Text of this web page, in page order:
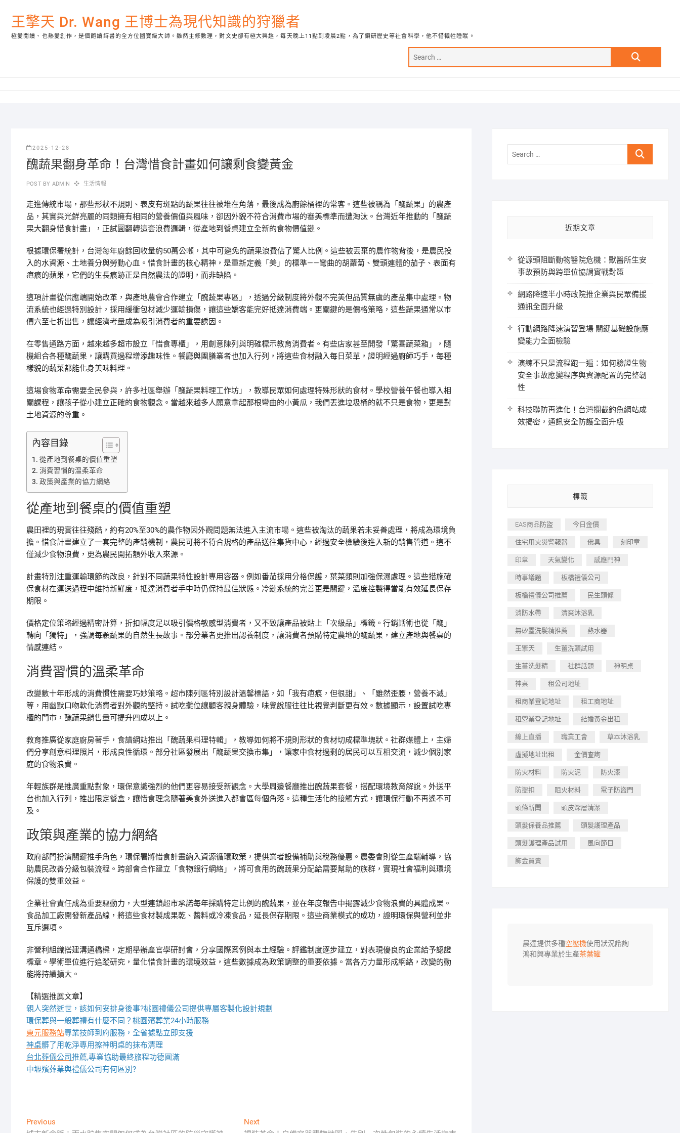
content王擎天 Dr. Wang 王博士為現代知識的狩獵者
極愛閱讀、也熱愛創作，是個飽讀詩書的全方位國寶級大師。雖然主修數理，對文史卻有極大興趣，每天晚上11點到凌晨2點，為了鑽研歷史等社會科學，他不惜犧牲睡眠。
Search
2025-12-28
醜蔬果翻身革命！台灣惜食計畫如何讓剩食變黃金
POST BY ADMIN 生活情報
走進傳統市場，那些形狀不規則、表皮有斑點的蔬果往往被堆在角落，最後成為廚餘桶裡的常客。這些被稱為「醜蔬果」的農產
品，其實與光鮮亮麗的同類擁有相同的營養價值與風味，卻因外貌不符合消費市場的審美標準而遭淘汰。台灣近年推動的「醜蔬
果大翻身惜食計畫」，正試圖翻轉這套浪費邏輯，從產地到餐桌建立全新的食物價值鏈。
根據環保署統計，台灣每年廚餘回收量約50萬公噸，其中可避免的蔬果浪費佔了驚人比例。這些被丟棄的農作物背後，是農民投
入的水資源、土地養分與勞動心血。惜食計畫的核心精神，是重新定義「美」的標準——彎曲的胡蘿蔔、雙頭連體的茄子、表面有
疤痕的蘋果，它們的生長痕跡正是自然農法的證明，而非缺陷。
這項計畫從供應端開始改革，與產地農會合作建立「醜蔬果專區」，透過分級制度將外觀不完美但品質無虞的產品集中處理。物
流系統也經過特別設計，採用緩衝包材減少運輸損傷，讓這些嬌客能完好抵達消費端。更關鍵的是價格策略，這些蔬果通常以市
價六至七折出售，讓經濟考量成為吸引消費者的重要誘因。
在零售通路方面，越來越多超市設立「惜食專櫃」，用創意陳列與明確標示教育消費者。有些店家甚至開發「驚喜蔬菜箱」，隨
機組合各種醜蔬果，讓購買過程增添趣味性。餐廳與團膳業者也加入行列，將這些食材融入每日菜單，證明經過廚師巧手，每種
樣貌的蔬菜都能化身美味料理。
這場食物革命需要全民參與，許多社區舉辦「醜蔬果料理工作坊」，教導民眾如何處理特殊形狀的食材。學校營養午餐也導入相
關課程，讓孩子從小建立正確的食物觀念。當越來越多人願意拿起那根彎曲的小黃瓜，我們丟進垃圾桶的就不只是食物，更是對
土地資源的尊重。
內容目錄
從產地到餐桌的價值重塑
消費習慣的溫柔革命
政策與產業的協力網絡
從產地到餐桌的價值重塑
農田裡的現實往往殘酷，約有20%至30%的農作物因外觀問題無法進入主流市場。這些被淘汰的蔬果若未妥善處理，將成為環境負
擔。惜食計畫建立了一套完整的產銷機制，農民可將不符合規格的產品送往集貨中心，經過安全檢驗後進入新的銷售管道。這不
僅減少食物浪費，更為農民開拓額外收入來源。
計畫特別注重運輸環節的改良，針對不同蔬果特性設計專用容器。例如番茄採用分格保護，葉菜類則加強保濕處理。這些措施確
保食材在運送過程中維持新鮮度，抵達消費者手中時仍保持最佳狀態。冷鏈系統的完善更是關鍵，溫度控製得當能有效延長保存
期限。
價格定位策略經過精密計算，折扣幅度足以吸引價格敏感型消費者，又不致讓產品被貼上「次級品」標籤。行銷話術也從「醜」
轉向「獨特」，強調每顆蔬果的自然生長故事。部分業者更推出認養制度，讓消費者預購特定農地的醜蔬果，建立產地與餐桌的
情感連結。
消費習慣的溫柔革命
改變數十年形成的消費慣性需要巧妙策略。超市陳列區特別設計溫馨標語，如「我有疤痕，但很甜」、「雖然歪腰，營養不減」
等，用幽默口吻軟化消費者對外觀的堅持。試吃攤位讓顧客親身體驗，味覺說服往往比視覺判斷更有效。數據顯示，設置試吃專
櫃的門市，醜蔬果銷售量可提升四成以上。
教育推廣從家庭廚房著手，食譜網站推出「醜蔬果料理特輯」，教導如何將不規則形狀的食材切成標準塊狀。社群媒體上，主婦
們分享創意料理照片，形成良性循環。部分社區發展出「醜蔬果交換市集」，讓家中食材過剩的居民可以互相交流，減少個別家
庭的食物浪費。
年輕族群是推廣重點對象，環保意識強烈的他們更容易接受新觀念。大學周邊餐廳推出醜蔬果套餐，搭配環境教育解說。外送平
台也加入行列，推出限定餐盒，讓惜食理念隨著美食外送進入都會區每個角落。這種生活化的接觸方式，讓環保行動不再遙不可
及。
政策與產業的協力網絡
政府部門扮演關鍵推手角色，環保署將惜食計畫納入資源循環政策，提供業者設備補助與稅務優惠。農委會則從生產端輔導，協
助農民改善分級包裝流程。跨部會合作建立「食物銀行網絡」，將可食用的醜蔬果分配給需要幫助的族群，實現社會福利與環境
保護的雙重效益。
企業社會責任成為重要驅動力，大型連鎖超市承諾每年採購特定比例的醜蔬果，並在年度報告中揭露減少食物浪費的具體成果。
食品加工廠開發新產品線，將這些食材製成果乾、醬料或冷凍食品，延長保存期限。這些商業模式的成功，證明環保與營利並非
互斥選項。
非營利組織搭建溝通橋樑，定期舉辦產官學研討會，分享國際案例與本土經驗。評鑑制度逐步建立，對表現優良的企業給予認證
標章。學術單位進行追蹤研究，量化惜食計畫的環境效益，這些數據成為政策調整的重要依據。當各方力量形成網絡，改變的動
能將持續擴大。
【精選推薦文章】
親人突然逝世，該如何安排身後事?桃園禮儀公司提供專屬客製化設計規劃
環保葬與一般葬禮有什麼不同？桃園殯葬業24小時服務
東元服務站專業技師到府服務，全省據點立即支援
神桌髒了用乾淨專用擦神明桌的抹布清理
台北葬儀公司推薦,專業協助最終旅程功德圓滿
中壢殯葬業與禮儀公司有何區別?
文
Previous NextNext
Search
近期文章
從源頭阻斷動物醫院危機：獸醫所生安
事故預防與跨單位協調實戰對策
網路降速半小時政院推企業與民眾備援
通訊全面升級
行動網路降速演習登場 關鍵基礎設施應
變能力全面檢驗
演練不只是流程跑一遍：如何驗證生物
安全事故應變程序與資源配置的完整韌
性
科技聯防再進化！台灣攔截釣魚網站成
效揭密，通訊安全防護全面升級
標籤
EAS商品防盜 今日金價
住宅用火災警報器 佛具 刻印章
印章 天氣變化 感應門神
時事議題 板橋禮儀公司
板橋禮儀公司推薦 民生頭條
消防水帶 清爽沐浴乳
無矽靈洗髮精推薦 熱水器
王擎天 生薑洗頭試用
生薑洗髮精 社群話題 神明桌
神桌 租公司地址
租商業登記地址 租工商地址
租營業登記地址 結婚黃金出租
線上直播 職業工會 草本沐浴乳
虛擬地址出租 金價查詢
防火材料 防火泥 防火漆
防盜扣 阻火材料 電子防盜門
頭條新聞 頭皮深層清潔
頭髮保養品推薦 頭髮護理產品
頭髮護理產品試用 風向節目
飾金買賣
晨達提供多種空壓機使用狀況諮詢
鴻和興專業於生產茶葉罐